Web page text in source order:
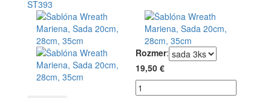
Rozmer:
19,50 €